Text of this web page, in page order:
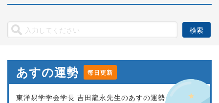
あすの運勢 毎日更新
東洋易学学会学長 吉田龍永先生のあすの運勢